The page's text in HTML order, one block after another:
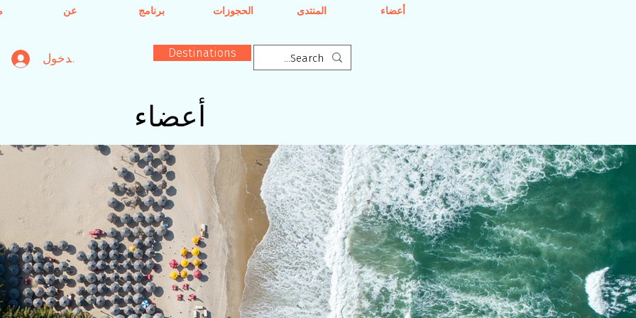
عن برنامج الحجوزات المنتدى
تسجيل الدخول Destinations
أعضاء
أعضاء